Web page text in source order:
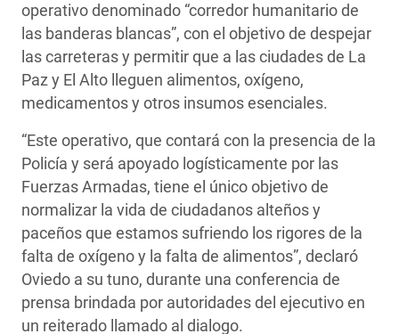
operativo denominado “corredor humanitario de
las banderas blancas”, con el objetivo de despejar
las carreteras y permitir que a las ciudades de La
Paz y El Alto lleguen alimentos, oxígeno,
medicamentos y otros insumos esenciales.
“Este operativo, que contará con la presencia de la
Policía y será apoyado logísticamente por las
Fuerzas Armadas, tiene el único objetivo de
normalizar la vida de ciudadanos alteños y
paceños que estamos sufriendo los rigores de la
falta de oxígeno y la falta de alimentos”, declaró
Oviedo a su tuno, durante una conferencia de
prensa brindada por autoridades del ejecutivo en
un reiterado llamado al dialogo.